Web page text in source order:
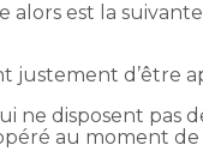
alors est la
justement d’être
ne disposent pas
au moment